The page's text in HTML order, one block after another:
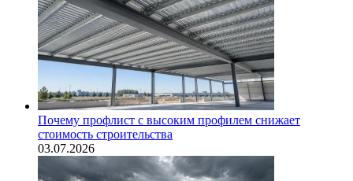
Почему профлист с высоким профилем снижает
стоимость строительства
03.07.2026